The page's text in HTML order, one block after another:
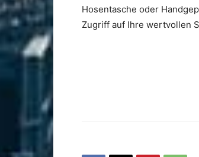
Hosentasche oder
Zugriff auf Ihre wertvollen